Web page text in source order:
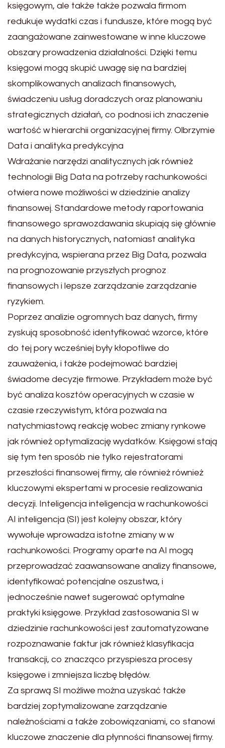
księgowym, ale także także pozwala firmom
redukuje wydatki czas i fundusze, które mogą być
zaangażowane zainwestowane w inne kluczowe
obszary prowadzenia działalności. Dzięki temu
księgowi mogą skupić uwagę się na bardziej
skomplikowanych analizach finansowych,
świadczeniu usług doradczych oraz planowaniu
strategicznych działań, co podnosi ich znaczenie
wartość w hierarchii organizacyjnej firmy. Olbrzymie
Data i analityka predykcyjna
Wdrażanie narzędzi analitycznych jak również
technologii Big Data na potrzeby rachunkowości
otwiera nowe możliwości w dziedzinie analizy
finansowej. Standardowe metody raportowania
finansowego sprawozdawania skupiają się głównie
na danych historycznych, natomiast analityka
predykcyjna, wspierana przez Big Data, pozwala
na prognozowanie przyszłych prognoz
finansowych i lepsze zarządzanie zarządzanie
ryzykiem.
Poprzez analizie ogromnych baz danych, firmy
zyskują sposobność identyfikować wzorce, które
do tej pory wcześniej były kłopotliwe do
zauważenia, i także podejmować bardziej
świadome decyzje firmowe. Przykładem może być
być analiza kosztów operacyjnych w czasie w
czasie rzeczywistym, która pozwala na
natychmiastową reakcję wobec zmiany rynkowe
jak również optymalizację wydatków. Księgowi stają
się tym ten sposób nie tylko rejestratorami
przeszłości finansowej firmy, ale również również
kluczowymi ekspertami w procesie realizowania
decyzji. Inteligencja inteligencja w rachunkowości
AI inteligencja (SI) jest kolejny obszar, który
wywołuje wprowadza istotne zmiany w w
rachunkowości. Programy oparte na AI mogą
przeprowadzać zaawansowane analizy finansowe,
identyfikować potencjalne oszustwa, i
jednocześnie nawet sugerować optymalne
praktyki księgowe. Przykład zastosowania SI w
dziedzinie rachunkowości jest zautomatyzowane
rozpoznawanie faktur jak również klasyfikacja
transakcji, co znacząco przyspiesza procesy
księgowe i zmniejsza liczbę błędów.
Za sprawą SI możliwe można uzyskać także
bardziej zoptymalizowane zarządzanie
należnościami a także zobowiązaniami, co stanowi
kluczowe znaczenie dla płynności finansowej firmy.